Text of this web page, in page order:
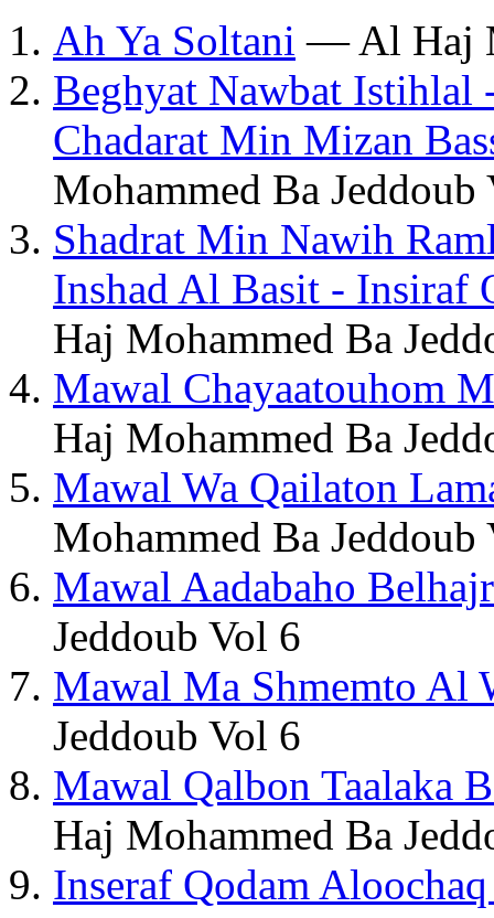
Ah Ya Soltani — Al Haj
Beghyat Nawbat Istihlal
Chadarat Min Mizan
Mohammed Ba Jeddoub
Shadrat Min Nawih
Inshad Al Basit - Insiraf
Haj Mohammed Ba
Mawal Chayaatouhom
Haj Mohammed Ba
Mawal Wa Qailaton
Mohammed Ba Jeddoub
Mawal Aadabaho Belhajr
Jeddoub Vol 6
Mawal Ma Shmemto Al
Jeddoub Vol 6
Mawal Qalbon Taalaka
Haj Mohammed Ba
Inseraf Qodam